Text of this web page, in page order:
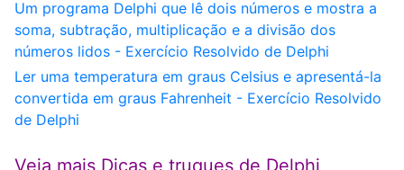
Um programa Delphi que lê dois números e mostra a
soma, subtração, multiplicação e a divisão dos
números lidos - Exercício Resolvido de Delphi
Ler uma temperatura em graus Celsius e apresentá-la
convertida em graus Fahrenheit - Exercício Resolvido
de Delphi
Veja mais Dicas e truques de Delphi